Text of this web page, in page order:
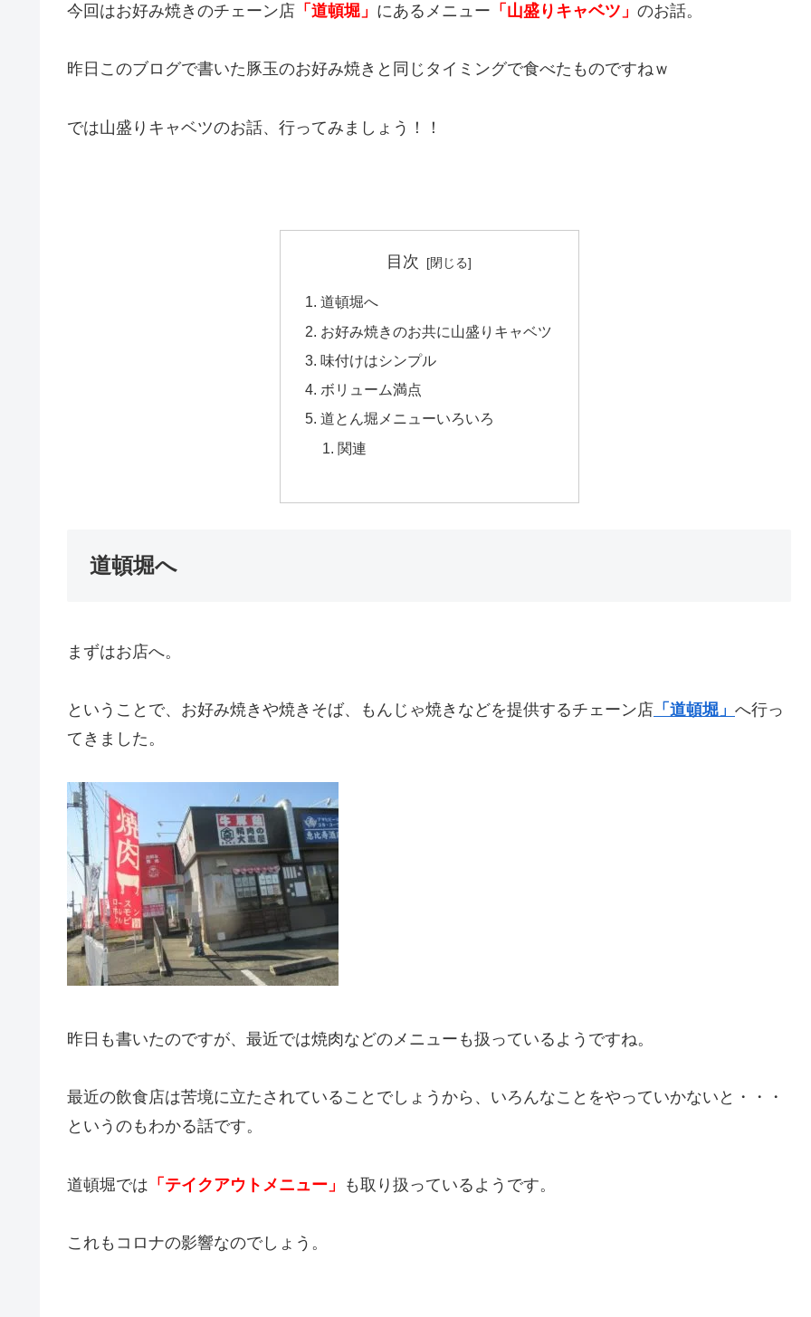
今回はお好み焼きのチェーン店 「道頓堀」 にあるメニュー 「山盛りキャベツ」 のお話。
昨日このブログで書いた豚玉のお好み焼きと同じタイミングで食べたものですねｗ
では山盛りキャベツのお話、行ってみましょう！！
目次
道頓堀へ
お好み焼きのお共に山盛りキャベツ
味付けはシンプル
ボリューム満点
道とん堀メニューいろいろ
関連
道頓堀へ
まずはお店へ。
ということで、お好み焼きや焼きそば、もんじゃ焼きなどを提供するチェーン店 「道頓堀」 へ行っ
てきました。
昨日も書いたのですが、最近では焼肉などのメニューも扱っているようですね。
最近の飲食店は苦境に立たされていることでしょうから、いろんなことをやっていかないと・・・
というのもわかる話です。
道頓堀では 「テイクアウトメニュー」 も取り扱っているようです。
これもコロナの影響なのでしょう。